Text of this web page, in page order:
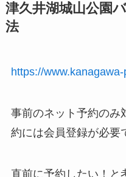
津久井湖城山公園
法
https://
事前のネット予約のみ
約には会員登録が必要
直前に予約したい！と